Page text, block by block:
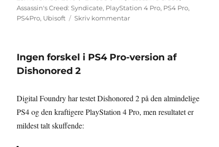
Assassin's Creed: Syndicate, PlayStation 4 Pro, PS4 Pro,
PS4Pro, Ubisoft Skriv kommentartil
har
Pro-
opdatering
Ingen forskel i PS4 Pro-version af
Dishonored 2
Digital Foundry har testet Dishonored 2 på den almindelige
PS4 og den kraftigere PlayStation 4 Pro, men resultatet er
mildest talt skuffende: